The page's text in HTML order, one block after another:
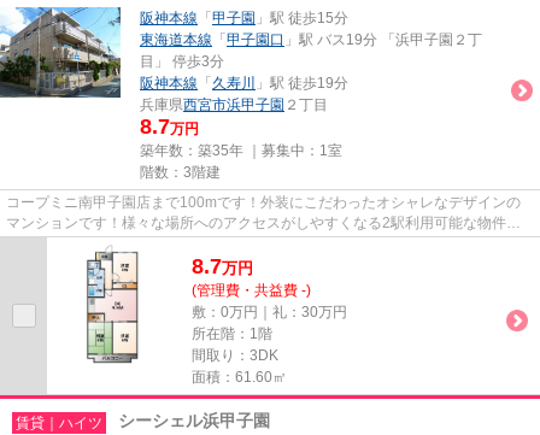
阪神本線 「 甲子園 」駅 徒歩15分
東海道本線 「 甲子園口 」駅 バス19分 「浜甲子園２丁
目」 停歩3分
阪神本線 「 久寿川
」駅 徒歩19分
兵庫県西宮市浜甲子園 ２丁目
8.7万円
築年数：築35年 ｜募集中： 1室
階数：3階建
コープミニ南甲子園店まで100mです！外装にこだわったオシャレなデザインの
マンションです！様々な場所へのアクセスがしやすくなる2駅利用可能な物件で
す！こだわり条件、通風良好のシ...
8.7万円
(管理費・共益費 -)
敷：0万円｜礼：30万円
所在階：1階
間取り：3DK
面積：61.60㎡
賃貸｜ハイツ シーシェル浜甲子園